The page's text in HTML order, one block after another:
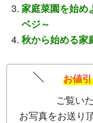
家庭菜園を始め
ベジ～
秋から始める家
お値
ご覧い
お写真をお送り